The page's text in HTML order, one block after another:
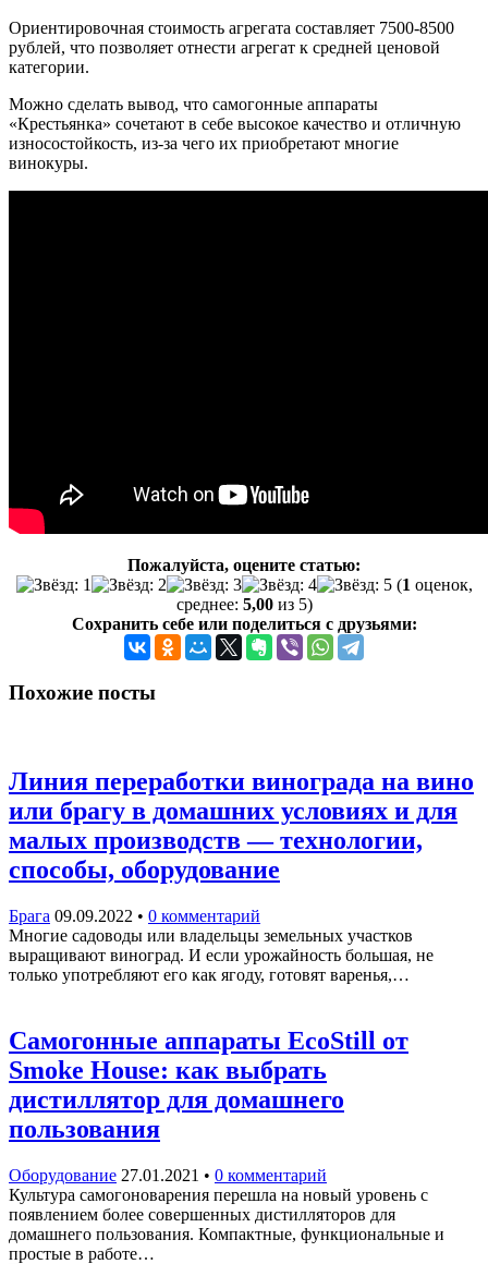
Ориентировочная стоимость агрегата составляет 7500-8500
рублей, что позволяет отнести агрегат к средней ценовой
категории.
Можно сделать вывод, что самогонные аппараты
«Крестьянка» сочетают в себе высокое качество и отличную
износостойкость, из-за чего их приобретают многие
винокуры.
Пожалуйста, оцените статью:
(1оценок,
среднее: 5,00из 5)
Сохранить себе или поделиться с друзьями:
Похожие посты
Линия переработки винограда на вино
или брагу в домашних условиях и для
малых производств — технологии,
способы, оборудование
Брага 09.09.2022 • 0 комментарий
Многие садоводы или владельцы земельных участков
выращивают виноград. И если урожайность большая, не
только употребляют его как ягоду, готовят варенья,…
Самогонные аппараты EcoStill от
Smoke Housе: как выбрать
дистиллятор для домашнего
пользования
Оборудование 27.01.2021 • 0 комментарий
Культура самогоноварения перешла на новый уровень с
появлением более совершенных дистилляторов для
домашнего пользования. Компактные, функциональные и
простые в работе…